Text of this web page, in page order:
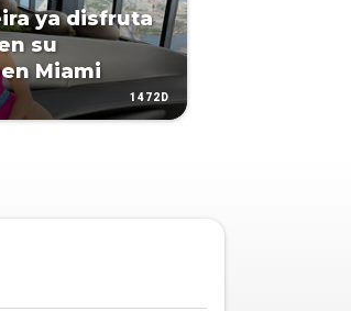
ya disfruta
su
Miami
1472D